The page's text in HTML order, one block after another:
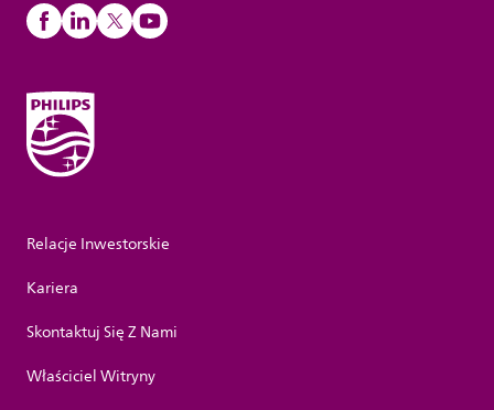
Relacje Inwestorskie
Kariera
Skontaktuj Się Z Nami
Właściciel Witryny